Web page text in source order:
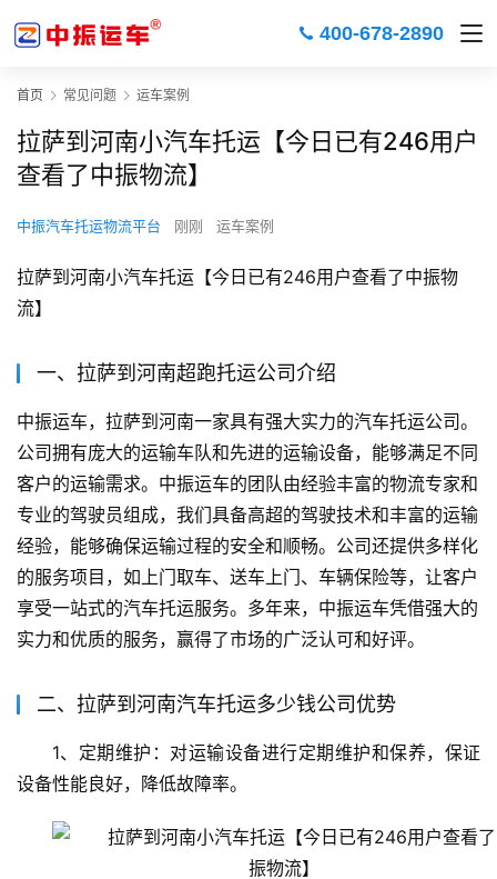
400-678-2890
首页 常见问题 运车案例
拉萨到河南小汽车托运【今日已有246用户
查看了中振物流】
中振汽车托运物流平台 刚刚 运车案例
拉萨到河南小汽车托运【今日已有246用户查看了中振物
流】
一、拉萨到河南超跑托运公司介绍
中振运车，拉萨到河南一家具有强大实力的汽车托运公司。
公司拥有庞大的运输车队和先进的运输设备，能够满足不同
客户的运输需求。中振运车的团队由经验丰富的物流专家和
专业的驾驶员组成，我们具备高超的驾驶技术和丰富的运输
经验，能够确保运输过程的安全和顺畅。公司还提供多样化
的服务项目，如上门取车、送车上门、车辆保险等，让客户
享受一站式的汽车托运服务。多年来，中振运车凭借强大的
实力和优质的服务，赢得了市场的广泛认可和好评。
二、拉萨到河南汽车托运多少钱公司优势
1、定期维护：对运输设备进行定期维护和保养，保证
设备性能良好，降低故障率。